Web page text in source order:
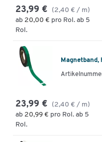
23,99 €
(2,40 € / m)
ab 20,00 € pro Rol. ab 5
Rol.
23,99 €
(2,40 € / m)
ab 20,99 € pro Rol. ab 5
Rol.